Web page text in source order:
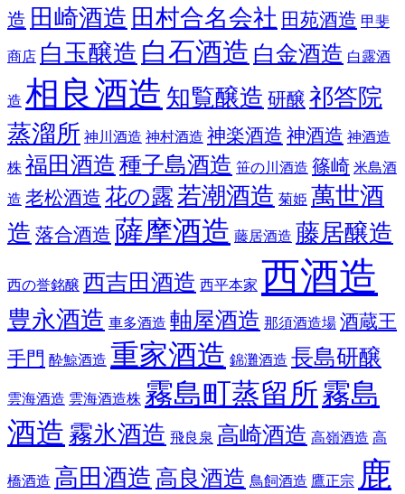
造 田崎酒造 田村合名会社 田苑酒造 甲斐
商店 白玉醸造 白石酒造 白金酒造 白露酒
造 相良酒造 知覧醸造 研醸 祁答院
蒸溜所 神川酒造 神村酒造 神楽酒造 神酒造 神酒造
株 福田酒造 種子島酒造 笹の川酒造 篠崎 米島酒
造 老松酒造 花の露若潮酒造 菊姫 萬世酒
造 落合酒造 薩摩酒造 藤居酒造 藤居醸造
西の誉銘醸 西吉田酒造 西平本家 西酒造
豊永酒造 車多酒造 軸屋酒造 那須酒造場 酒蔵王
手門 酔鯨酒造 重家酒造 錦灘酒造 長島研醸
雲海酒造 雲海酒造株 霧島町蒸留所霧島
酒造 霧氷酒造 飛良泉 高崎酒造 高嶺酒造 高
橋酒造 高田酒造 高良酒造 鳥飼酒造 鷹正宗 鹿